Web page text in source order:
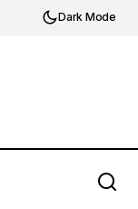
Dark Mode